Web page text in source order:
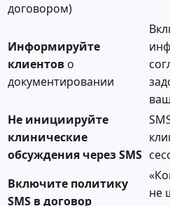
договором)
Информируйте
клиентово
документировании
Не инициируйте
клинические
обсуждения через SMS
Включите политику
SMS в договор
не